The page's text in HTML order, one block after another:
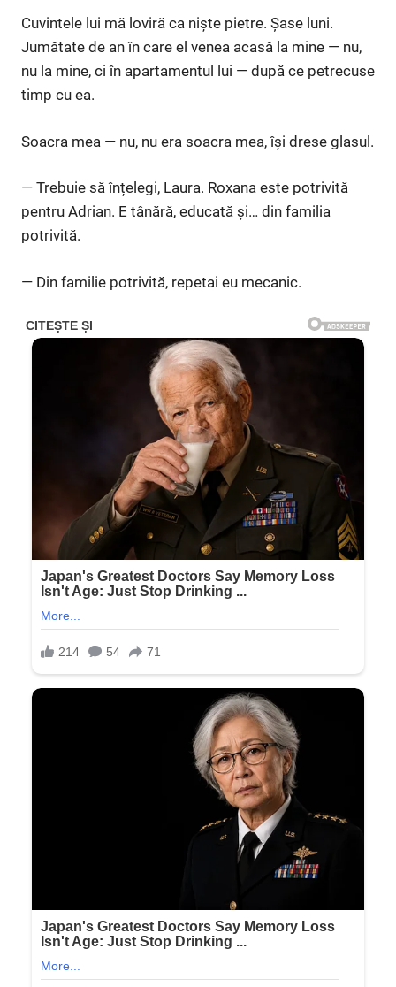
Cuvintele lui mă loviră ca niște pietre. Șase luni.
Jumătate de an în care el venea acasă la mine — nu,
nu la mine, ci în apartamentul lui — după ce petrecuse
timp cu ea.
Soacra mea — nu, nu era soacra mea, își drese glasul.
— Trebuie să înțelegi, Laura. Roxana este potrivită
pentru Adrian. E tânără, educată și… din familia
potrivită.
— Din familie potrivită, repetai eu mecanic.